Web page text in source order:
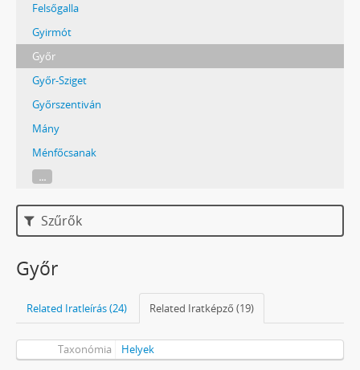
Felsőgalla
Gyirmót
Győr
Győr-Sziget
Győrszentiván
Mány
Ménfőcsanak
...
Szűrők
Győr
Related Iratleírás (24) Related Iratképző (19)
Taxonómia Helyek